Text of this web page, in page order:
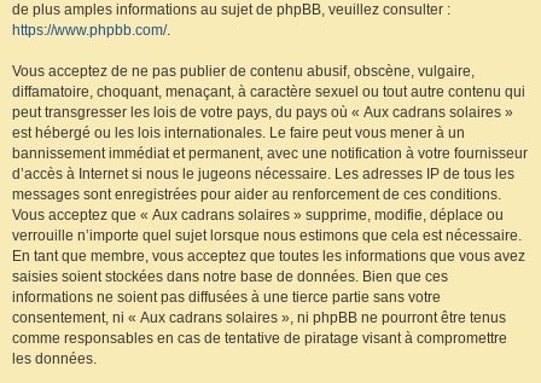
de plus amples informations au sujet de phpBB, veuillez consulter :
https://www.phpbb.com/.
Vous acceptez de ne pas publier de contenu abusif, obscène, vulgaire,
diffamatoire, choquant, menaçant, à caractère sexuel ou tout autre contenu qui
peut transgresser les lois de votre pays, du pays où « Aux cadrans solaires »
est hébergé ou les lois internationales. Le faire peut vous mener à un
bannissement immédiat et permanent, avec une notification à votre fournisseur
d’accès à Internet si nous le jugeons nécessaire. Les adresses IP de tous les
messages sont enregistrées pour aider au renforcement de ces conditions.
Vous acceptez que « Aux cadrans solaires » supprime, modifie, déplace ou
verrouille n’importe quel sujet lorsque nous estimons que cela est nécessaire.
En tant que membre, vous acceptez que toutes les informations que vous avez
saisies soient stockées dans notre base de données. Bien que ces
informations ne soient pas diffusées à une tierce partie sans votre
consentement, ni « Aux cadrans solaires », ni phpBB ne pourront être tenus
comme responsables en cas de tentative de piratage visant à compromettre
les données.